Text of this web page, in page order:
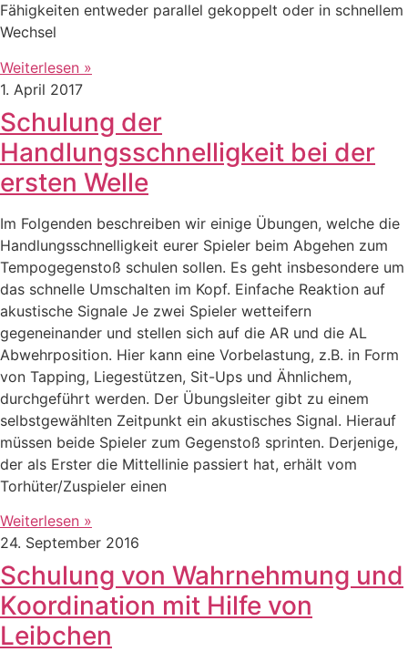
Fähigkeiten entweder parallel gekoppelt oder in schnellem
Wechsel
Weiterlesen »
1. April 2017
Schulung der
Handlungsschnelligkeit bei der
ersten Welle
Im Folgenden beschreiben wir einige Übungen, welche die
Handlungsschnelligkeit eurer Spieler beim Abgehen zum
Tempogegenstoß schulen sollen. Es geht insbesondere um
das schnelle Umschalten im Kopf. Einfache Reaktion auf
akustische Signale Je zwei Spieler wetteifern
gegeneinander und stellen sich auf die AR und die AL
Abwehrposition. Hier kann eine Vorbelastung, z.B. in Form
von Tapping, Liegestützen, Sit-Ups und Ähnlichem,
durchgeführt werden. Der Übungsleiter gibt zu einem
selbstgewählten Zeitpunkt ein akustisches Signal. Hierauf
müssen beide Spieler zum Gegenstoß sprinten. Derjenige,
der als Erster die Mittellinie passiert hat, erhält vom
Torhüter/Zuspieler einen
Weiterlesen »
24. September 2016
Schulung von Wahrnehmung und
Koordination mit Hilfe von
Leibchen